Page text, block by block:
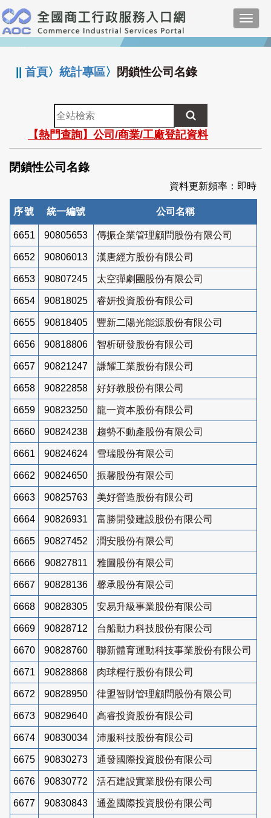
跳
到
主
要
:::
||首頁〉統計專區〉 閉鎖性公司名錄
全
站
檢
索
【熱門查詢】公司/商業/工廠登記資料
閉鎖性公司名錄
資料更新頻率：即時
序號 統一編號 公司名稱
6651 90805653 傳振企業管理顧問股份有限公司
6652 90806013 漢唐經方股份有限公司
6653 90807245 太空彈劇團股份有限公司
6654 90818025 睿妍投資股份有限公司
6655 90818405 豐新二陽光能源股份有限公司
6656 90818806 智析研發股份有限公司
6657 90821247 謙耀工業股份有限公司
6658 90822858 好好教股份有限公司
6659 90823250 龍一資本股份有限公司
6660 90824238 趨勢不動產股份有限公司
6661 90824624 雪瑞股份有限公司
6662 90824650 振馨股份有限公司
6663 90825763 美好營造股份有限公司
6664 90826931 富勝開發建設股份有限公司
6665 90827452 潤安股份有限公司
6666 90827811 雅圖股份有限公司
6667 90828136 馨承股份有限公司
6668 90828305 安易升級事業股份有限公司
6669 90828712 台船動力科技股份有限公司
6670 90828760 聯新體育運動科技事業股份有限公司
6671 90828868 肉球糧行股份有限公司
6672 90828950 律盟智財管理顧問股份有限公司
6673 90829640 高睿投資股份有限公司
6674 90830034 沛服科技股份有限公司
6675 90830273 通發國際投資股份有限公司
6676 90830772 活石建設實業股份有限公司
6677 90830843 通盈國際投資股份有限公司